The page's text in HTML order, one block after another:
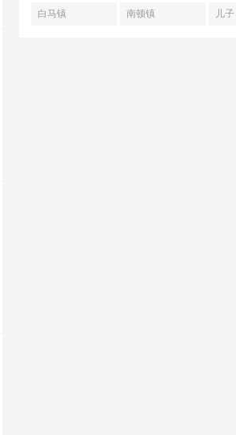
白马镇 南顿镇 儿子